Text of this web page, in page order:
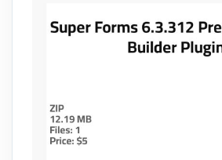
Yazılım
Dijital Kitaplar